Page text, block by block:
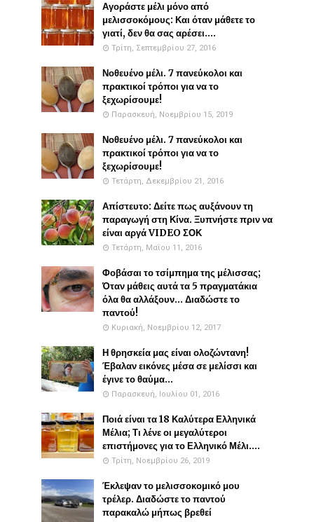
Αγοράστε μέλι μόνο από
μελισσοκόμους: Και όταν μάθετε το
γιατί, δεν θα σας αρέσει....
Τρίτη, Σεπτεμβρίου 27, 2016
Νοθευένο μέλι. 7 πανεύκολοι και
πρακτικοί τρόποι για να το
ξεχωρίσουμε!
Παρασκευή, Νοεμβρίου 15, 2019
Νοθευένο μέλι. 7 πανεύκολοι και
πρακτικοί τρόποι για να το
ξεχωρίσουμε!
Τετάρτη, Δεκεμβρίου 21, 2016
Απίστευτο: Δείτε πως αυξάνουν τη
παραγωγή στη Κίνα. Ξυπνήστε πριν να
είναι αργά VIDEO ΣΟΚ
Τετάρτη, Μαΐου 11, 2016
Φοβάσαι το τσίμπημα της μέλισσας;
Όταν μάθεις αυτά τα 5 πραγματάκια
όλα θα αλλάξουν... Διαδώστε το
παντού!
Κυριακή, Νοεμβρίου 12, 2017
Η θρησκεία μας είναι ολοζώντανη!
Έβαλαν εικόνες μέσα σε μελίσσι και
έγινε το θαύμα...
Παρασκευή, Ιουλίου 01, 2016
Ποιά είναι τα 18 Καλύτερα Ελληνικά
Μέλια; Τι λένε οι μεγαλύτεροι
επιστήμονες για το Ελληνικό Μέλι....
Τρίτη, Νοεμβρίου 26, 2019
Έκλεψαν το μελισσοκομικό μου
τρέλερ. Διαδώστε το παντού
παρακαλώ μήπως βρεθεί